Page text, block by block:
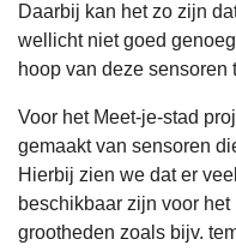
Daarbij kan het zo zijn
wellicht niet goed
hoop van deze sensoren
Voor het Meet-je-stad
gemaakt van sensoren
Hierbij zien we dat er
beschikbaar zijn voor
grootheden zoals bijv.